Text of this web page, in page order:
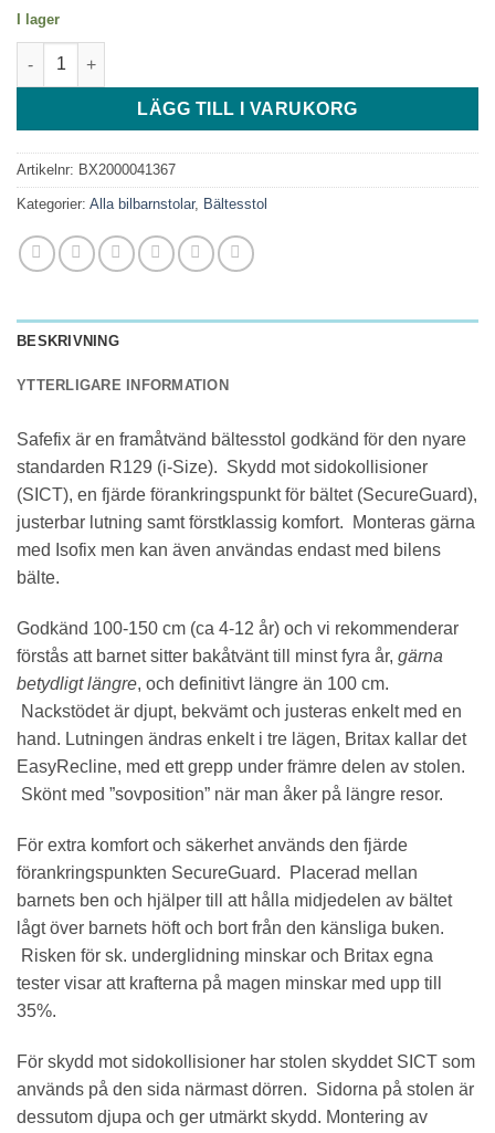
I lager
Britax Safefix - Deep Grey (Classic) mängd
LÄGG TILL I VARUKORG
Artikelnr: BX2000041367
Kategorier: Alla bilbarnstolar, Bältesstol
BESKRIVNING
YTTERLIGARE INFORMATION
Safefix är en framåtvänd bältesstol godkänd för den nyare
standarden R129 (i-Size). Skydd mot sidokollisioner
(SICT), en fjärde förankringspunkt för bältet (SecureGuard),
justerbar lutning samt förstklassig komfort. Monteras gärna
med Isofix men kan även användas endast med bilens
bälte.
Godkänd 100-150 cm (ca 4-12 år) och vi rekommenderar
förstås att barnet sitter bakåtvänt till minst fyra år, gärna
betydligt längre, och definitivt längre än 100 cm.
Nackstödet är djupt, bekvämt och justeras enkelt med en
hand. Lutningen ändras enkelt i tre lägen, Britax kallar det
EasyRecline, med ett grepp under främre delen av stolen.
Skönt med ”sovposition” när man åker på längre resor.
För extra komfort och säkerhet används den fjärde
förankringspunkten SecureGuard. Placerad mellan
barnets ben och hjälper till att hålla midjedelen av bältet
lågt över barnets höft och bort från den känsliga buken.
Risken för sk. underglidning minskar och Britax egna
tester visar att krafterna på magen minskar med upp till
35%.
För skydd mot sidokollisioner har stolen skyddet SICT som
används på den sida närmast dörren. Sidorna på stolen är
dessutom djupa och ger utmärkt skydd. Montering av